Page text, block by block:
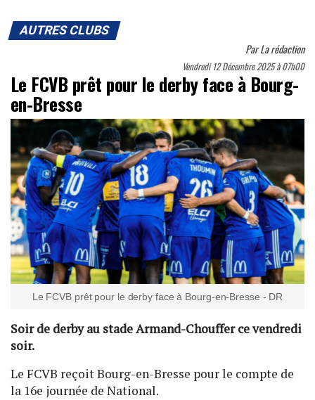
AUTRES CLUBS
ParLa rédaction
Vendredi 12 Décembre 2025 à 07h00
Le FCVB prêt pour le derby face à Bourg-
en-Bresse
Le FCVB prêt pour le derby face à Bourg-en-Bresse - DR
Soir de derby au stade Armand-Chouffer ce vendredi
soir.
Le FCVB reçoit Bourg-en-Bresse pour le compte de
la 16e journée de National.